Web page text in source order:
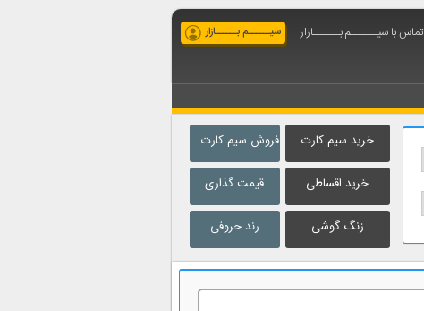
سیــــــم بــــــازار تماس با سیــــــم بــــــازار
فروش سیم کارت
قیمت گذاری
رند حروفی
خرید سیم کارت
خرید اقساطی
زنگ گوشی